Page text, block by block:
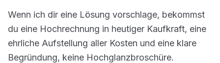
Wenn ich dir eine Lösung vorschlage, bekommst
du eine Hochrechnung in heutiger Kaufkraft, eine
ehrliche Aufstellung aller Kosten und eine klare
Begründung, keine Hochglanzbroschüre.